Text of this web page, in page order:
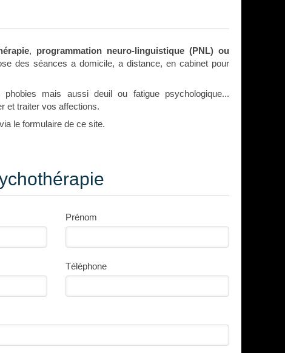
, programmation neuro-linguistique (PNL) ou
des séances a domicile, a distance, en cabinet pour
mais aussi deuil ou fatigue psychologique...
et traiter vos affections.
le formulaire de ce site.
Prénom
Téléphone